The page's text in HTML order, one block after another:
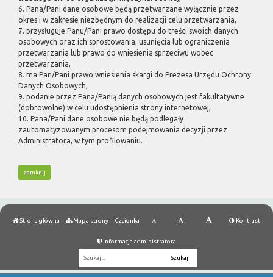
6. Pana/Pani dane osobowe będą przetwarzane wyłącznie przez
okres i w zakresie niezbędnym do realizacji celu przetwarzania,
7. przysługuje Panu/Pani prawo dostępu do treści swoich danych
osobowych oraz ich sprostowania, usunięcia lub ograniczenia
przetwarzania lub prawo do wniesienia sprzeciwu wobec
przetwarzania,
8. ma Pan/Pani prawo wniesienia skargi do Prezesa Urzędu Ochrony
Danych Osobowych,
9. podanie przez Pana/Panią danych osobowych jest fakultatywne
(dobrowolne) w celu udostępnienia strony internetowej,
10. Pana/Pani dane osobowe nie będą podlegały
zautomatyzowanym procesom podejmowania decyzji przez
Administratora, w tym profilowaniu.
zamknij
Strona główna Mapa strony Czcionka Kontrast
Informacja administratora